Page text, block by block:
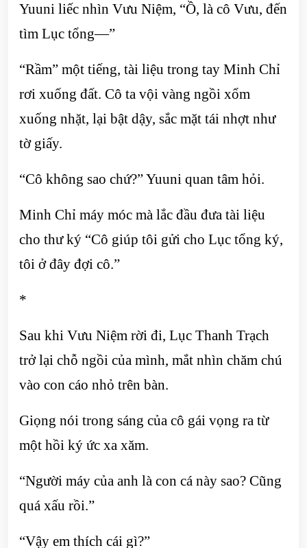
Yuuni liếc nhìn Vưu Niệm, “Ồ, là cô Vưu, đến
tìm Lục tổng—”
“Rầm” một tiếng, tài liệu trong tay Minh Chỉ
rơi xuống đất. Cô ta vội vàng ngồi xổm
xuống nhặt, lại bật dậy, sắc mặt tái nhợt như
tờ giấy.
“Cô không sao chứ?” Yuuni quan tâm hỏi.
Minh Chỉ máy móc mà lắc đầu đưa tài liệu
cho thư ký “Cô giúp tôi gửi cho Lục tổng ký,
tôi ở đây đợi cô.”
*
Sau khi Vưu Niệm rời đi, Lục Thanh Trạch
trở lại chỗ ngồi của mình, mắt nhìn chăm chú
vào con cáo nhỏ trên bàn.
Giọng nói trong sáng của cô gái vọng ra từ
một hồi ký ức xa xăm.
“Người máy của anh là con cá này sao? Cũng
quá xấu rồi.”
“Vậy em thích cái gì?”